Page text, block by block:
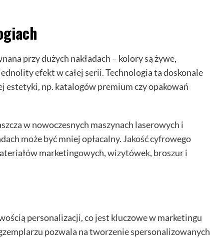
przy dużych nakładach – kolory są żywe,
efekt w całej serii. Technologia ta doskonale
estetyki, np. katalogów premium czy opakowań
w nowoczesnych maszynach laserowych i
może być mniej opłacalny. Jakość cyfrowego
marketingowych, wizytówek, broszur i
personalizacji, co jest kluczowe w marketingu
pozwala na tworzenie spersonalizowanych